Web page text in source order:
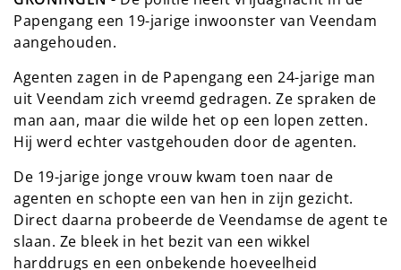
Papengang een 19-jarige inwoonster van Veendam
aangehouden.
Agenten zagen in de Papengang een 24-jarige man
uit Veendam zich vreemd gedragen. Ze spraken de
man aan, maar die wilde het op een lopen zetten.
Hij werd echter vastgehouden door de agenten.
De 19-jarige jonge vrouw kwam toen naar de
agenten en schopte een van hen in zijn gezicht.
Direct daarna probeerde de Veendamse de agent te
slaan. Ze bleek in het bezit van een wikkel
harddrugs en een onbekende hoeveelheid